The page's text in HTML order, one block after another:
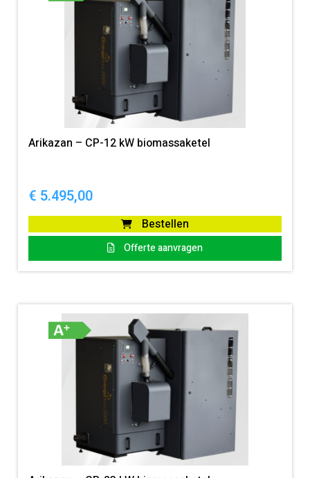
Arikazan – CP-12 kW biomassaketel
€ 5.495,00
Bestellen
Offerte aanvragen